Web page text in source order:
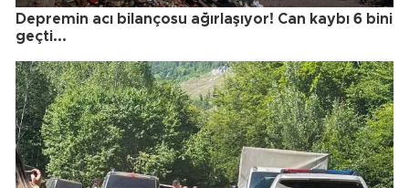
Depremin acı bilançosu ağırlaşıyor! Can kaybı 6 bini
geçti...